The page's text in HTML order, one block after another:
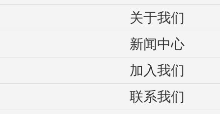
关于我们
新闻中心
加入我们
联系我们